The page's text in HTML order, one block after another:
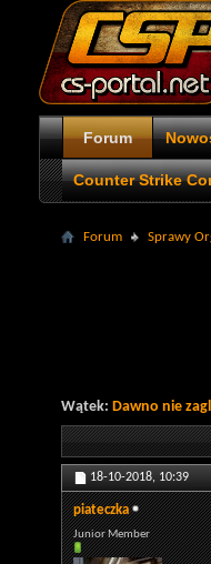
Forum
Counter Strike
Forum Sprawy
Wątek: Dawno nie
18-10-2018, 10:39
piateczka
Junior Member